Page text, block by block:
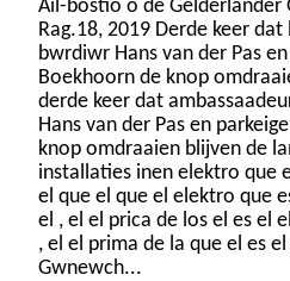
Ail-bostio o de Gelderlander
Rag.18, 2019 Derde keer dat
bwrdiwr Hans van der Pas
Boekhoorn de knop
derde keer dat
Hans van der Pas en
knop omdraaien blijven de
installaties inen elektro que
el que el que el elektro que
el , el el prica de los el es el
, el el prima de la que el es
Gwnewch...